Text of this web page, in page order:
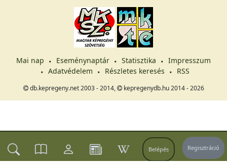
Belépés Regisztráció
Mai nap Eseménynaptár Statisztika
Impresszum
Adatvédelem
Részletes keresés RSS
db.kepregeny.net 2003 - 2014, kepregenydb.hu 2014 - 2026